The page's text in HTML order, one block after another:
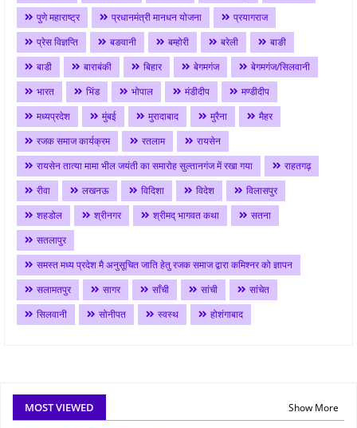
पुणे महाराष्ट्र
प्रधानमंत्री मानधन योजना
प्रयागराज
प्रेस विज्ञप्ति
बङवानी बम्होरी बरेली
बाङी
बाडी
बाराबंकी बिहार बेगमगंज
बेगमगंज/सिलवानी
भारत
भिंड भोपाल मंडीदीप
मण्डीदीप
मध्यप्रदेश
मुंबई मुरादाबाद मुरैना
मैहर
रजक समाज कार्यक्रम
रतलाम
रायसेन
रायसेन तात्या मामा भील जयंती का समारोह सुल्तानगंज में रखा गया
राहतगढ़
रीवा
लखनऊ विदिशा विदेश
विलासपुर
शहडोल
श्रीनगर श्रीमद् भागवत कथा
सतना
सतलापुर
समस्त मध्य प्रदेश मै अनुसूचित जाति हेतु रजक समाज द्वारा कमिश्नर को ज्ञापन
सलामतपुर
सागर साँची सांची
सांचेत
सिलवानी
सोनीपत स्वस्थ होशंगाबाद
MOST VIEWED Show More